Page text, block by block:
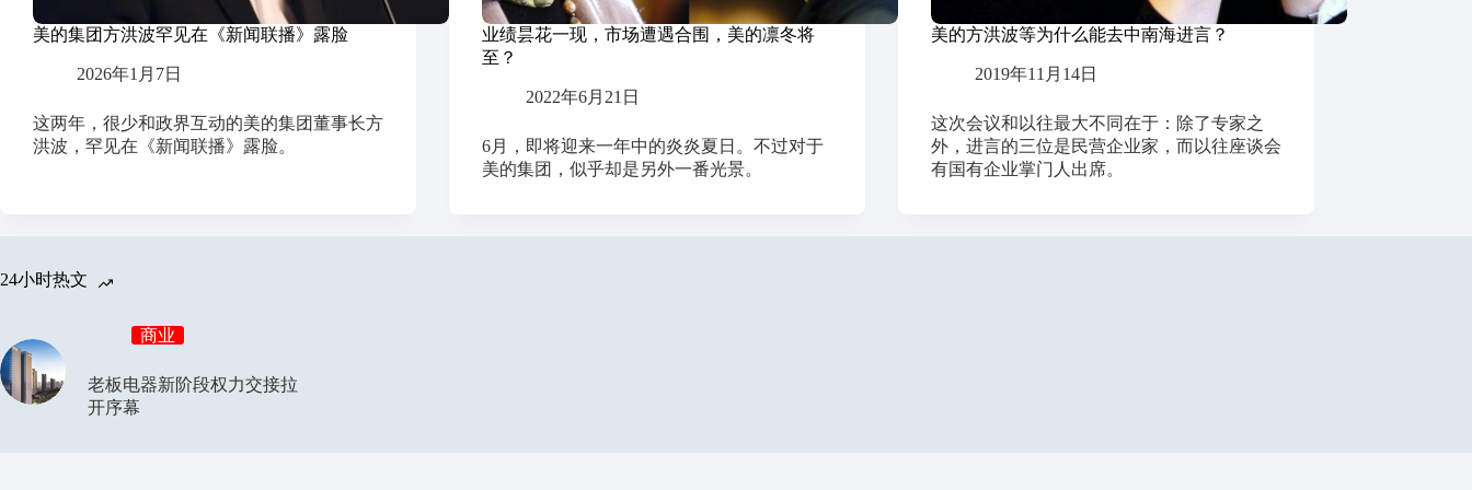
美的集团方洪波罕见在《新闻联播》露脸
2026年1月7日
这两年，很少和政界互动的美的集团董事长方
洪波，罕见在《新闻联播》露脸。
业绩昙花一现，市场遭遇合围，美的凛冬将
至？
2022年6月21日
6月，即将迎来一年中的炎炎夏日。不过对于
美的集团，似乎却是另外一番光景。
美的方洪波等为什么能去中南海进言？
2019年11月14日
这次会议和以往最大不同在于：除了专家之
外，进言的三位是民营企业家，而以往座谈会
有国有企业掌门人出席。
24小时热文
商业
老板电器新阶段权力交接拉
开序幕